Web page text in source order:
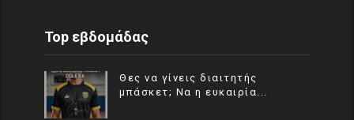
Top εβδομάδας
Θες να γίνεις διαιτητής
μπάσκετ; Να η ευκαιρία...